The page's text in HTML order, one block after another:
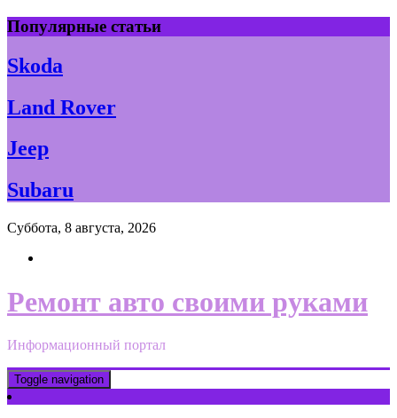
Skip
to
content
Популярные статьи
Skoda
Land Rover
Jeep
Subaru
Суббота, 8 августа, 2026
Ремонт авто своими руками
Информационный портал
Toggle navigation